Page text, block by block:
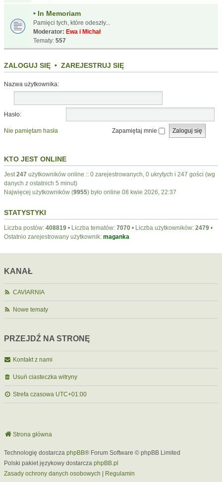
• In Memoriam
Pamięci tych, które odeszły...
Moderator: Ewa i Michał
Tematy: 557
ZALOGUJ SIĘ • ZAREJESTRUJ SIĘ
Nazwa użytkownika:
Hasło:
Nie pamiętam hasła Zapamiętaj mnie
KTO JEST ONLINE
Jest247 użytkowników online :: 0 zarejestrowanych, 0 ukrytych i 247 gości (wg
danych z ostatnich 5 minut)
Najwięcej użytkowników (9955) było online 08 kwie 2026, 22:37
STATYSTYKI
Liczba postów: 408819 • Liczba tematów: 7070 • Liczba użytkowników: 2479 •
Ostatnio zarejestrowany użytkownik: maganka
KANAŁ
CAVIARNIA
Nowe tematy
PRZEJDŹ NA STRONĘ
Kontakt z nami
Usuń ciasteczka witryny
Strefa czasowa UTC+01:00
Strona główna
Technologię dostarcza phpBB® Forum Software © phpBB Limited
Polski pakiet językowy dostarcza phpBB.pl
Zasady ochrony danych osobowych
Regulamin